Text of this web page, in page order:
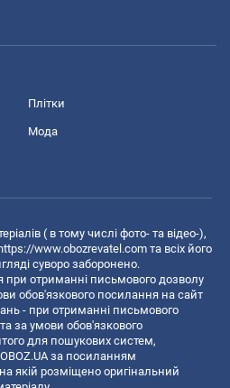
Плітки
Мода
( в тому числі фото- та відео-),
www.obozrevatel.com та всіх його
суворо заборонено.
при отриманні письмового дозволу
обов'язкового посилання на сайт
- при отриманні письмового
за умови обов'язкового
для пошукових систем,
за посиланням
якій розміщено оригінальний